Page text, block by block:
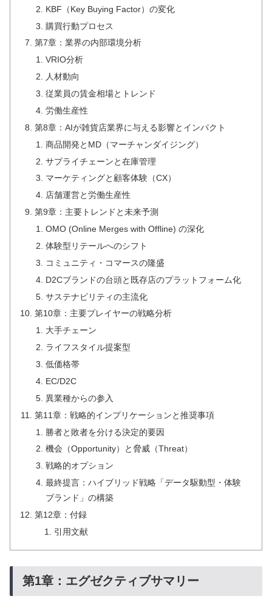
KBF（Key Buying Factor）の変化
購買行動プロセス
第7章：業界の内部環境分析
VRIO分析
人材動向
従業員の賃金相場とトレンド
労働生産性
第8章：AIが雑貨店業界に与える影響とインパクト
商品開発とMD（マーチャンダイジング）
サプライチェーンと在庫管理
マーケティングと顧客体験（CX）
店舗運営と労働生産性
第9章：主要トレンドと未来予測
OMO (Online Merges with Offline) の深化
体験型リテールへのシフト
コミュニティ・コマースの隆盛
D2Cブランドの台頭と既存店のプラットフォーム化
サステナビリティの主流化
第10章：主要プレイヤーの戦略分析
大手チェーン
ライフスタイル提案型
低価格帯
EC/D2C
異業種からの参入
第11章：戦略的インプリケーションと推奨事項
勝者と敗者を分ける決定的要因
機会（Opportunity）と脅威（Threat）
戦略的オプション
最終提言：ハイブリッド戦略「データ駆動型・体験
ブランド」の構築
第12章：付録
引用文献
第1章：エグゼクティブサマリー